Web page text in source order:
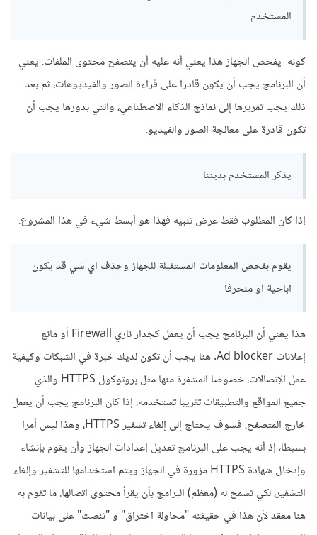
المستخدم
كونه يفحص الجهاز هذا يعني أنه عليه أن يتصفح محتوى الملفات. يعني
أن البرنامج يجب أن يكون قادرا على قراءة الصور والفيديوهات، ثم بعد
ذلك يجب تمريرها إلى نماذج الذكاء الاصطناعي، والتي بدورها يجب أن
تكون قادرة على معالجة الصور والفيديو.
يذكر المستخدم بديننا
إذا كان المطلوب فقط عرض تنبيه فهذا هو أبسط شيء في هذا المشروع.
يقوم بفحص المعلومات المستقبلة للجهاز وحذف اي شي قد يكون
اباحية او منحرفا
هذا يعني أن البرنامج يجب أن يعمل كجدار ناري Firewall أو مانع
إعلانات Ad blocker. هنا يجب أن تكون لديك خبرة في الشبكات وكيفية
عمل الإتصالات، خصوصا المشفرة منها مثل بروتوكول HTTPS والذي
جميع المواقع والتطبيقات تقريبا تستخدمه. إذا كان البرنامج يجب أن يعمل
خارج المتصفح، فسوف يحتاج إلى إلغاء تشفير HTTPS، وهذا ليس أمرا
بسيطا، إذ أنه يجب على البرنامج تعديل إعدادات الجهاز وأن يقوم بإنشاء
وإدخال شهادة HTTPS مزورة في الجهاز ويتم استخدامها للتشفير وإلغاء
التشفير، لكي تسمح له (معظم) البرامج بأن يقرأ محتوى اتصالها. ما تقوم به
هنا معقد لأن هذا في حقيقته "محاولة اختراق" و "تنصت" على بيانات